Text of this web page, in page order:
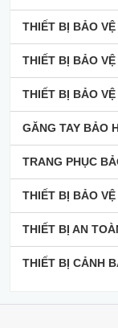
THIẾT BỊ BẢO
THIẾT BỊ BẢO VỆ
THIẾT BỊ BẢO
GĂNG TAY BẢO
TRANG PHỤC
THIẾT BỊ BẢO VỆ
THIẾT BỊ AN
THIẾT BỊ CẢNH